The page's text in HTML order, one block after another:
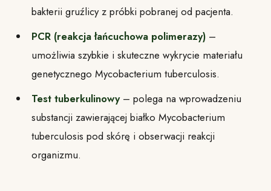
bakterii gruźlicy z próbki pobranej od pacjenta.
PCR (reakcja łańcuchowa polimerazy)–
umożliwia szybkie i skuteczne wykrycie materiału
genetycznego Mycobacterium tuberculosis.
Test tuberkulinowy– polega na wprowadzeniu
substancji zawierającej białko Mycobacterium
tuberculosis pod skórę i obserwacji reakcji
organizmu.